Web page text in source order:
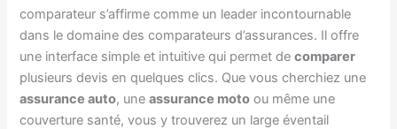
comparateur s’affirme comme un leader incontournable
dans le domaine des comparateurs d’assurances. Il offre
une interface simple et intuitive qui permet decomparer
plusieurs devis en quelques clics. Que vous cherchiez une
assurance auto, uneassurance moto ou même une
couverture santé, vous y trouverez un large éventail